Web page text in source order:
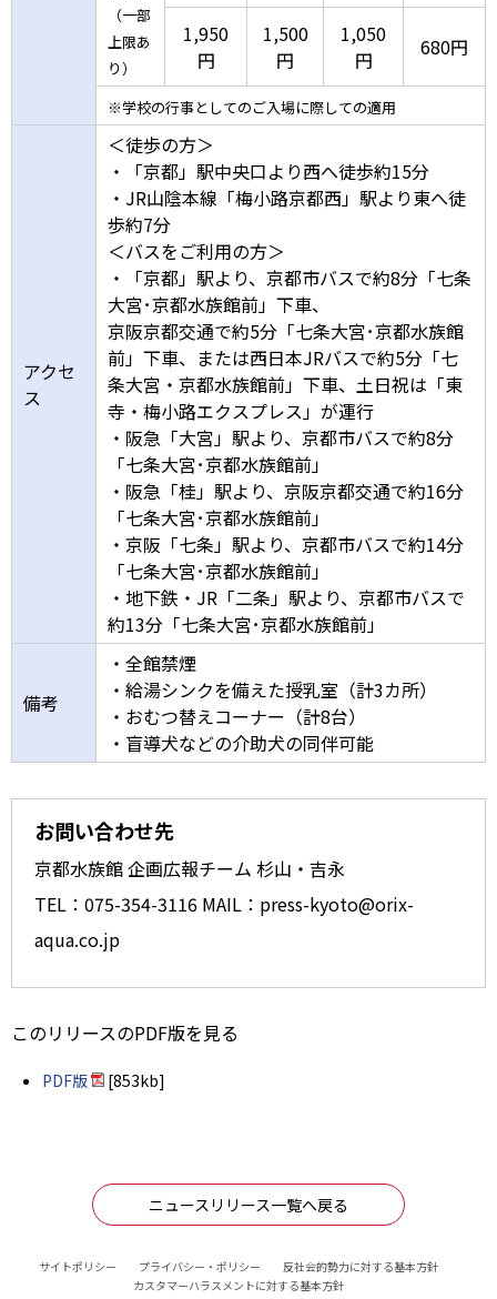
（一部
上限あ
り）
1,950
円
1,500
円
1,050
円
680円
※学校の行事としてのご入場に際しての適用
アクセ
ス
＜徒歩の方＞
・「京都」駅中央口より西へ徒歩約15分
・JR山陰本線「梅小路京都西」駅より東へ徒
歩約7分
＜バスをご利用の方＞
・「京都」駅より、京都市バスで約8分「七条
大宮･京都水族館前」下車、
京阪京都交通で約5分「七条大宮･京都水族館
前」下車、または西日本JRバスで約5分「七
条大宮・京都水族館前」下車、土日祝は「東
寺・梅小路エクスプレス」が運行
・阪急「大宮」駅より、京都市バスで約8分
「七条大宮･京都水族館前」
・阪急「桂」駅より、京阪京都交通で約16分
「七条大宮･京都水族館前」
・京阪「七条」駅より、京都市バスで約14分
「七条大宮･京都水族館前」
・地下鉄・JR「二条」駅より、京都市バスで
約13分「七条大宮･京都水族館前」
備考
・全館禁煙
・給湯シンクを備えた授乳室（計3カ所）
・おむつ替えコーナー（計8台）
・盲導犬などの介助犬の同伴可能
お問い合わせ先
京都水族館 企画広報チーム 杉山・吉永
TEL：075-354-3116 MAIL：press-kyoto@orix-
aqua.co.jp
このリリースのPDF版を見る
PDF版 [853kb]
ニュースリリース一覧へ戻る
サイトポリシー プライバシー・ポリシー
反社会的勢力に対する基本方針
カスタマーハラスメントに対する基本方針